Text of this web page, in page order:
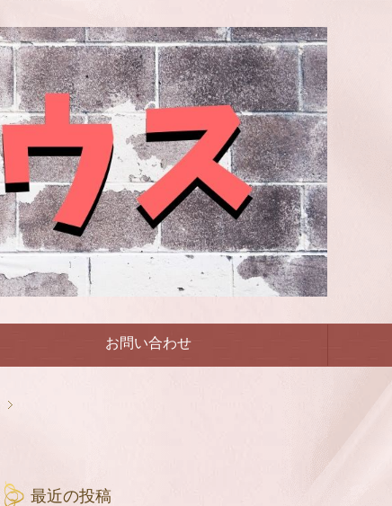
お問い合わせ
最近の投稿